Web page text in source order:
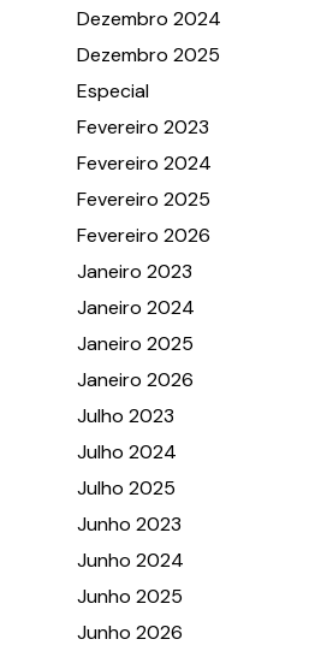
Dezembro 2024
Dezembro 2025
Especial
Fevereiro 2023
Fevereiro 2024
Fevereiro 2025
Fevereiro 2026
Janeiro 2023
Janeiro 2024
Janeiro 2025
Janeiro 2026
Julho 2023
Julho 2024
Julho 2025
Junho 2023
Junho 2024
Junho 2025
Junho 2026